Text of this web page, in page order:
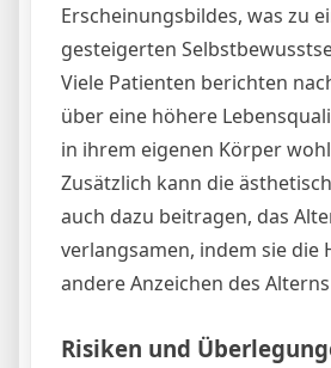
Erscheinungsbildes, was zu
gesteigerten
Viele Patienten berichten
über eine höhere
in ihrem eigenen Körper
Zusätzlich kann die
auch dazu beitragen, das
verlangsamen, indem sie die
andere Anzeichen des
Risiken und